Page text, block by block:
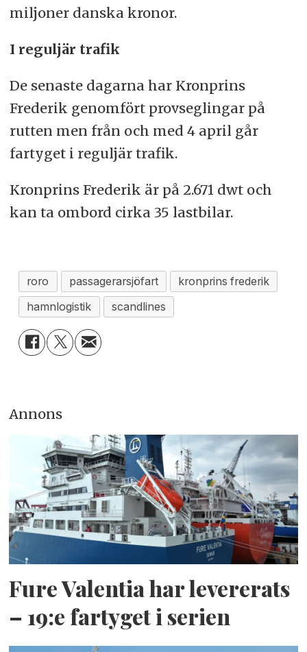
miljoner danska kronor.
I reguljär trafik
De senaste dagarna har Kronprins
Frederik genomfört provseglingar på
rutten men från och med 4 april går
fartyget i reguljär trafik.
Kronprins Frederik är på 2.671 dwt och
kan ta ombord cirka 35 lastbilar.
roro passagerarsjöfart
kronprins frederik
hamnlogistik
scandlines
Annons
Fure Valentia har levererats
– 19:e fartyget i serien